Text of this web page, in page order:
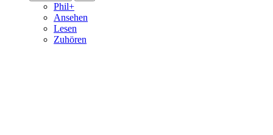
Phil+
Ansehen
Lesen
Zuhören